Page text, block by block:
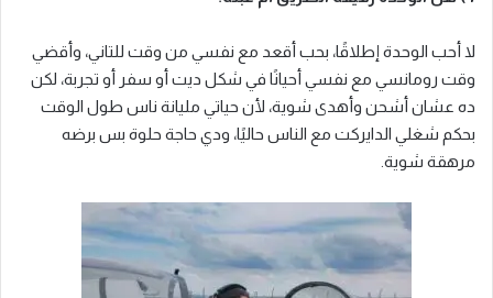
لا أحب الوحدة إطلاقًا، بحب أقعد مع نفسي من وقت للتاني، وأقضي
وقت رومانسي مع نفسي أحيانًا في شكل ديت أو سفر أو تجربة، لكن
ده عشان أشحن وأهدى شوية، لأن حياتي مليانة ناس طول الوقت
بحكم شغلي الدايركت مع الناس حاليًا، ودي حاجة حلوة بس برضه
مرهقة شوية.